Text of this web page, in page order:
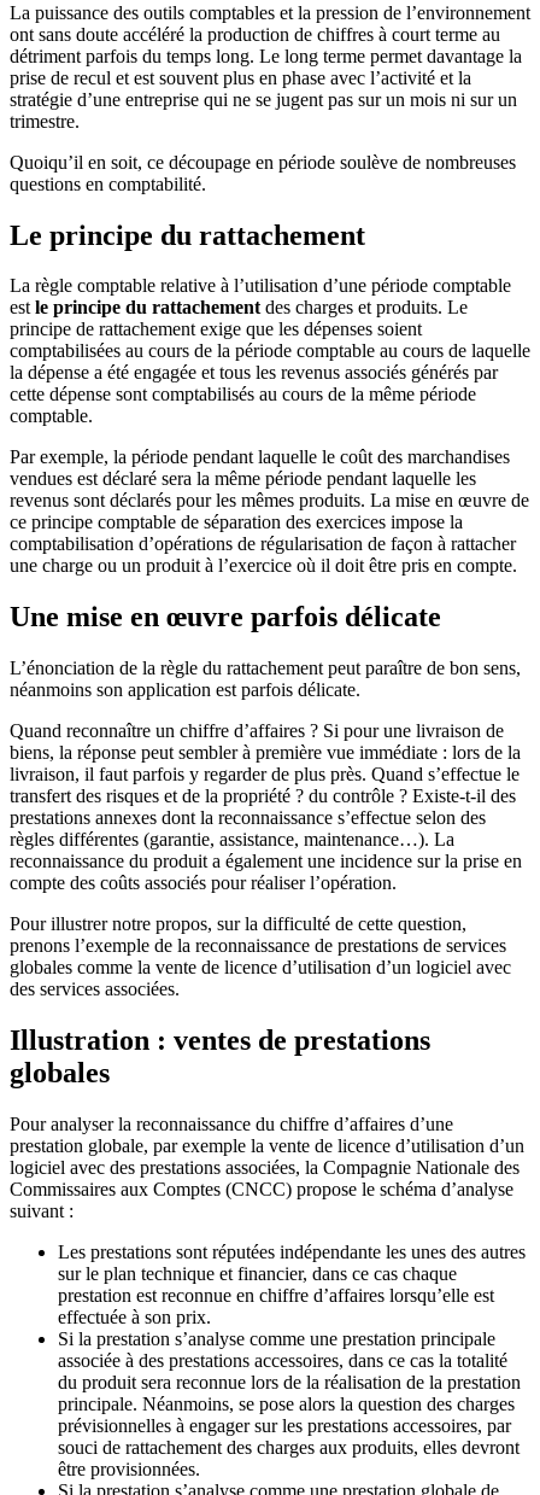
La puissance des outils comptables et la pression de l’environnement
ont sans doute accéléré la production de chiffres à court terme au
détriment parfois du temps long. Le long terme permet davantage la
prise de recul et est souvent plus en phase avec l’activité et la
stratégie d’une entreprise qui ne se jugent pas sur un mois ni sur un
trimestre.
Quoiqu’il en soit, ce découpage en période soulève de nombreuses
questions en comptabilité.
Le principe du rattachement
La règle comptable relative à l’utilisation d’une période comptable
estle principe du rattachementdes charges et produits. Le
principe de rattachement exige que les dépenses soient
comptabilisées au cours de la période comptable au cours de laquelle
la dépense a été engagée et tous les revenus associés générés par
cette dépense sont comptabilisés au cours de la même période
comptable.
Par exemple, la période pendant laquelle le coût des marchandises
vendues est déclaré sera la même période pendant laquelle les
revenus sont déclarés pour les mêmes produits. La mise en œuvre de
ce principe comptable de séparation des exercices impose la
comptabilisation d’opérations de régularisation de façon à rattacher
une charge ou un produit à l’exercice où il doit être pris en compte.
Une mise en œuvre parfois délicate
L’énonciation de la règle du rattachement peut paraître de bon sens,
néanmoins son application est parfois délicate.
Quand reconnaître un chiffre d’affaires ? Si pour une livraison de
biens, la réponse peut sembler à première vue immédiate : lors de la
livraison, il faut parfois y regarder de plus près. Quand s’effectue le
transfert des risques et de la propriété ? du contrôle ? Existe-t-il des
prestations annexes dont la reconnaissance s’effectue selon des
règles différentes (garantie, assistance, maintenance…). La
reconnaissance du produit a également une incidence sur la prise en
compte des coûts associés pour réaliser l’opération.
Pour illustrer notre propos, sur la difficulté de cette question,
prenons l’exemple de la reconnaissance de prestations de services
globales comme la vente de licence d’utilisation d’un logiciel avec
des services associées.
Illustration : ventes de prestations
globales
Pour analyser la reconnaissance du chiffre d’affaires d’une
prestation globale, par exemple la vente de licence d’utilisation d’un
logiciel avec des prestations associées, la Compagnie Nationale des
Commissaires aux Comptes (CNCC) propose le schéma d’analyse
suivant :
Les prestations sont réputées indépendante les unes des autres
sur le plan technique et financier, dans ce cas chaque
prestation est reconnue en chiffre d’affaires lorsqu’elle est
effectuée à son prix.
Si la prestation s’analyse comme une prestation principale
associée à des prestations accessoires, dans ce cas la totalité
du produit sera reconnue lors de la réalisation de la prestation
principale. Néanmoins, se pose alors la question des charges
prévisionnelles à engager sur les prestations accessoires, par
souci de rattachement des charges aux produits, elles devront
être provisionnées.